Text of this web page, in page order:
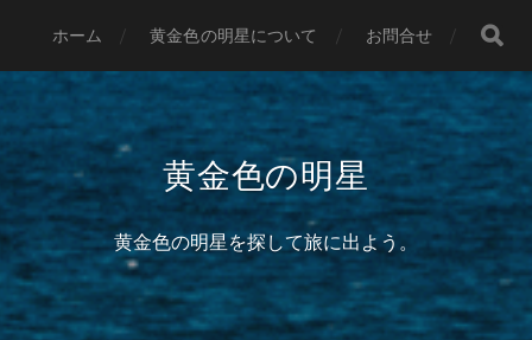
ホーム 黄金色の明星について お問合せ
黄金色の明星
黄金色の明星を探して旅に出よう。